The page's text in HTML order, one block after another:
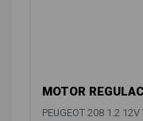
MOTOR
PEUGEOT 208 1.2 12V